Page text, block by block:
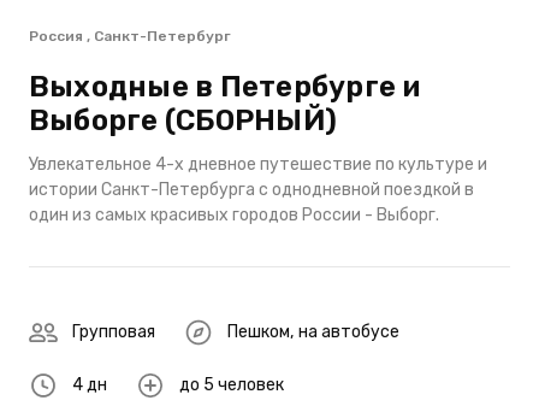
Россия , Санкт-Петербург
Выходные в Петербурге и
Выборге (СБОРНЫЙ)
Увлекательное 4-х дневное путешествие по культуре и
истории Санкт-Петербурга с однодневной поездкой в
один из самых красивых городов России - Выборг.
Групповая Пешком, на автобусе
4 дн до 5 человек